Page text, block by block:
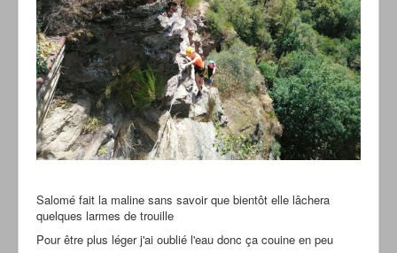
Salomé fait la maline sans savoir que bientôt elle lâchera
quelques larmes de trouille
Pour être plus léger j'ai oublié l'eau donc ça couine en peu